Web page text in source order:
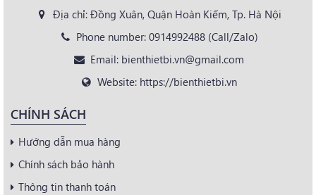
Địa chỉ: Đồng Xuân, Quận Hoàn Kiếm, Tp. Hà Nội
Phone number: 0914992488 (Call/Zalo)
Email: bienthietbi.vn@gmail.com
Website: https://bienthietbi.vn
CHÍNH SÁCH
Hướng dẫn mua hàng
Chính sách bảo hành
Thông tin thanh toán